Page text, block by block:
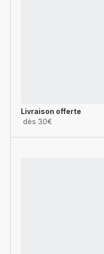
Livraison offerte
dès 30€